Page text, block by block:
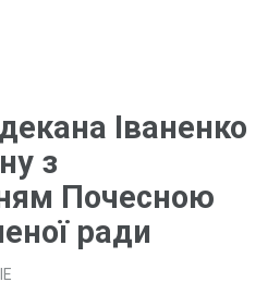
Іваненко
з
Почесною
ради